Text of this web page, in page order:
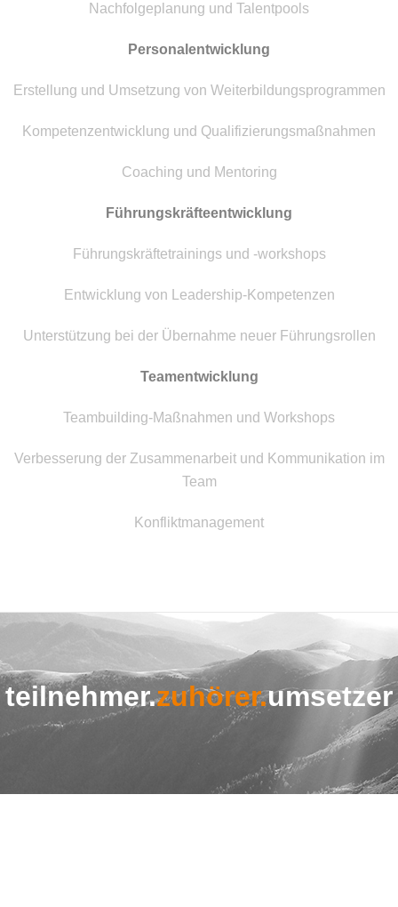
Nachfolgeplanung und Talentpools
Personalentwicklung
Erstellung und Umsetzung von Weiterbildungsprogrammen
Kompetenzentwicklung und Qualifizierungsmaßnahmen
Coaching und Mentoring
Führungskräfteentwicklung
Führungskräftetrainings und -workshops
Entwicklung von Leadership-Kompetenzen
Unterstützung bei der Übernahme neuer Führungsrollen
Teamentwicklung
Teambuilding-Maßnahmen und Workshops
Verbesserung der Zusammenarbeit und Kommunikation im
Team
Konfliktmanagement
teilnehmer.­zuhörer.­umsetzer